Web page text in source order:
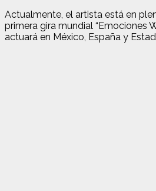
Actualmente, el artista está en
primera gira mundial “Emociones
actuará en México, España y